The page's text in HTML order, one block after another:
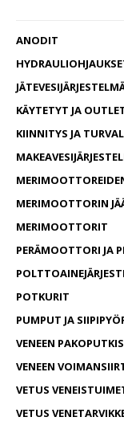
ANODIT
KÄYTETYT JA
KIINNITYS JA
MERIMOOTTORIN
MERIMOOTTORIT
PERÄMOOTTORI JA
POTKURIT
PUMPUT JA
VENEEN
VENEEN
VETUS
VETUS